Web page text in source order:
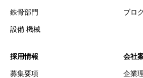
鉄骨部門
設備 機械
ブロ
採用情報
募集要項
会社
企業